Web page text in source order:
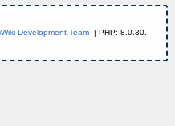
Development Team| PHP: 8.0.30.